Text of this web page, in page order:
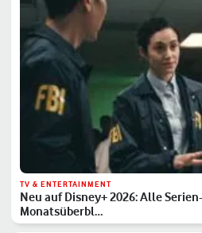
TV & ENTERTAINMENT
Neu auf Disney+ 2026: Alle
Monatsüberbl…